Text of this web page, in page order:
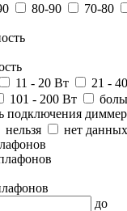
80-90 70-80
11 - 20 Вт 21 -
101 - 200 Вт
подключения
нельзя
нет данных
до